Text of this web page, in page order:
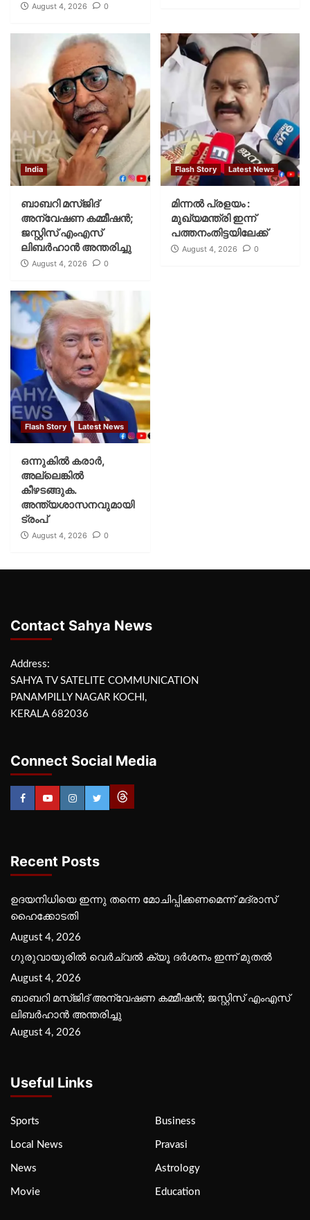
August 4, 2026 0
India
ബാബറി മസ്ജിദ്
അന്വേഷണ കമ്മീഷന്‍;
ജസ്റ്റിസ് എംഎസ്
ലിബര്‍ഹാന്‍ അന്തരിച്ചു
August 4, 2026 0
Flash Story Latest News
മിന്നല്‍ പ്രളയം :
മുഖ്യമന്ത്രി ഇന്ന്
പത്തനംതിട്ടയിലേക്ക്
August 4, 2026 0
Flash Story Latest News
ഒന്നുകില്‍ കരാര്‍,
അല്ലെങ്കില്‍
കീഴടങ്ങുക.
അന്ത്യശാസനവുമായി
ട്രംപ്
August 4, 2026 0
Contact Sahya News
Address:
SAHYA TV SATELITE COMMUNICATION
PANAMPILLY NAGAR KOCHI,
KERALA 682036
Connect Social Media
Recent Posts
ഉദയനിധിയെ ഇന്നു തന്നെ മോചിപ്പിക്കണമെന്ന് മദ്രാസ്
ഹൈക്കോടതി
August 4, 2026
ഗുരുവായൂരില്‍ വെര്‍ച്വല്‍ ക്യൂ ദര്‍ശനം ഇന്ന് മുതല്‍
August 4, 2026
ബാബറി മസ്ജിദ് അന്വേഷണ കമ്മീഷന്‍; ജസ്റ്റിസ് എംഎസ്
ലിബര്‍ഹാന്‍ അന്തരിച്ചു
August 4, 2026
Useful Links
Sports Business
Local News Pravasi
News Astrology
Movie Education